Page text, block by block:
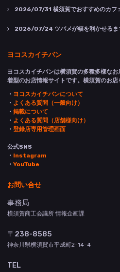
2026/07/31 横須賀でおすすめのカフ
2026/07/24 ツバメが幅を利かせる
ヨコスカイチバン
ヨコスカイチバンは横須賀の多種多様な
着型のお店情報サイトです。横須賀のお店
・ ヨコスカイチバンについて
・ よくある質問（一般向け）
・ 掲載について
・ よくある質問（店舗様向け）
・ 登録店専用管理画面
公式SNS
・ Instagram
・ YouTube
お問い合せ
事務局
横須賀商工会議所 情報企画課
〒238-8585
神奈川県横須賀市平成町2-14-4
TEL